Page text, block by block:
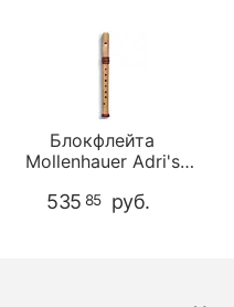
Блокфлейта
Mollenhauer Adri's
535 85 руб.